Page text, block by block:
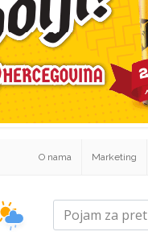
O nama Marketing